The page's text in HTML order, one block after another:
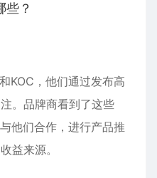
些？
KOC，他们通过发布高
。品牌商看到了这些
他们合作，进行产品推
益来源。